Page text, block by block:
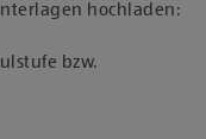
hochladen:
bzw.